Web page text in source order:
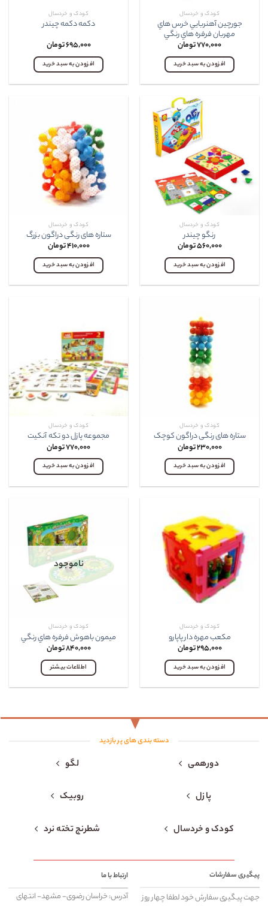
کودک و خردسال
جورچين آهنربايي خرس هاي
مهربان فرفره هاي رنگي
۷۷۰,۰۰۰تومان
افزودن به سبد خرید
کودک و خردسال
دکمه دکمه چيندر
۶۹۵,۰۰۰تومان
افزودن به سبد خرید
کودک و خردسال
رنگو چيندر
۵۶۰,۰۰۰تومان
افزودن به سبد خرید
کودک و خردسال
ستاره های رنگی دراگون بزرگ
۴۱۰,۰۰۰تومان
افزودن به سبد خرید
کودک و خردسال
ستاره های رنگی دراگون کوچک
۲۳۰,۰۰۰تومان
افزودن به سبد خرید
کودک و خردسال
مجموعه پازل دو تکه آنکيت
۷۷۰,۰۰۰تومان
افزودن به سبد خرید
کودک و خردسال
مکعب مهره دار پاپارو
۲۹۵,۰۰۰تومان
افزودن به سبد خرید
ناموجود
کودک و خردسال
ميمون باهوش فرفره هاي رنگي
۸۴۰,۰۰۰تومان
اطلاعات بیشتر
دسته بندی های پر بازدید
دورهمی لگو
پازل روبیک
کودک و خردسال شطرنج تخته نرد
پیگیری سفارشات
جهت پیگیری سفارش خود لطفا چهار روز
ارتباط با ما
آدرس: خراسان رضوی- مشهد- انتهای